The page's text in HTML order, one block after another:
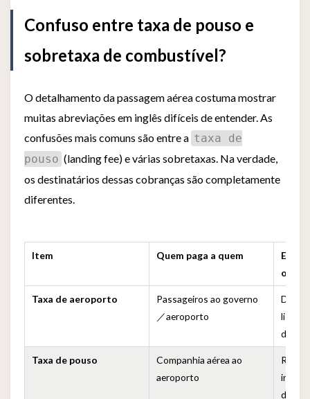
Confuso entre taxa de pouso e
sobretaxa de combustível?
O detalhamento da passagem aérea costuma mostrar
muitas abreviações em inglês difíceis de entender. As
confusões mais comuns são entre a taxa de
pouso (landing fee) e várias sobretaxas. Na verdade,
os destinatários dessas cobranças são completamente
diferentes.
Item Quem paga a quem
Está
os
Taxa de aeroporto
Passageiros ao governo
／aeroporto
da
Taxa de pouso
Companhia aérea ao
aeroporto
de